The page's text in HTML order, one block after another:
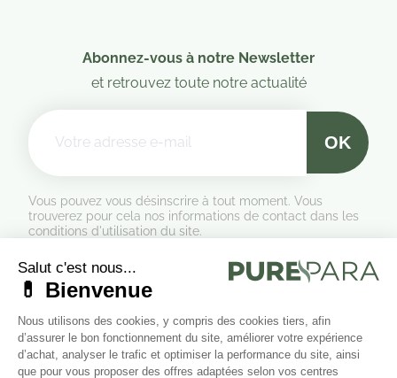
Abonnez-vous à notre Newsletter
et retrouvez toute notre actualité
Vous pouvez vous désinscrire à tout moment. Vous
trouverez pour cela nos informations de contact dans les
conditions d'utilisation du site.
Formulaire de rétractation
Marchand approuvé par la Société des Avis Garantis,cliquez ici
pour vérifier
Suivez-nous sur les réseaux sociaux